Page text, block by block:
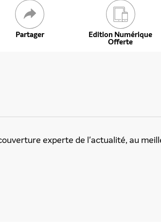
Partager Edition Numérique
Offerte
experte de l'actualité, au